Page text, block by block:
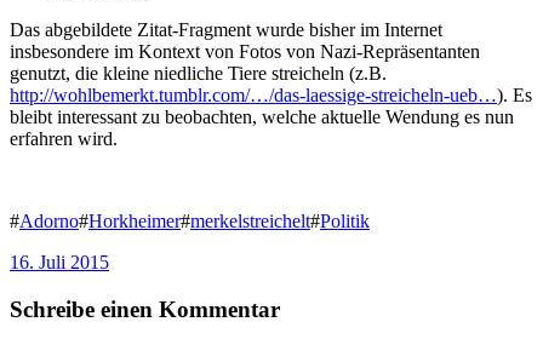
Das abgebildete Zitat-Fragment wurde bisher im Internet
insbesondere im Kontext von Fotos von Nazi-Repräsentanten
genutzt, die kleine niedliche Tiere streicheln (z.B.
http://wohlbemerkt.tumblr.com/…/das-laessige-streicheln-ueb…). Es
bleibt interessant zu beobachten, welche aktuelle Wendung es nun
erfahren wird.
#Adorno#Horkheimer#merkelstreichelt#Politik
16. Juli 2015
Schreibe einen Kommentar